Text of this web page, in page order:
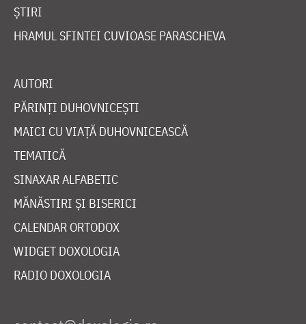
ȘTIRI
HRAMUL SFINTEI CUVIOASE PARASCHEVA
AUTORI
PĂRINȚI DUHOVNICEȘTI
MAICI CU VIAȚĂ DUHOVNICEASCĂ
TEMATICĂ
SINAXAR ALFABETIC
MĂNĂSTIRI ȘI BISERICI
CALENDAR ORTODOX
WIDGET DOXOLOGIA
RADIO DOXOLOGIA